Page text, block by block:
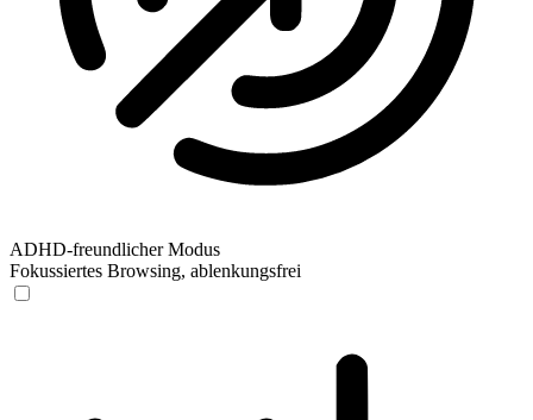
ADHD-freundlicher Modus
Fokussiertes Browsing, ablenkungsfrei